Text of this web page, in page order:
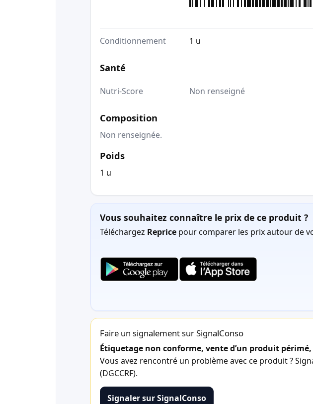
Conditionnement 1 u
Santé
Nutri-Score Non renseigné
Composition
Non renseignée.
Poids
1 u
Vous souhaitez connaître le prix de ce produit ?
Téléchargez Reprice pour comparer les prix autour de
Faire un signalement sur SignalConso
Étiquetage non conforme, vente d’un produit périmé,
Vous avez rencontré un problème avec ce produit ?
(DGCCRF).
Signaler sur SignalConso